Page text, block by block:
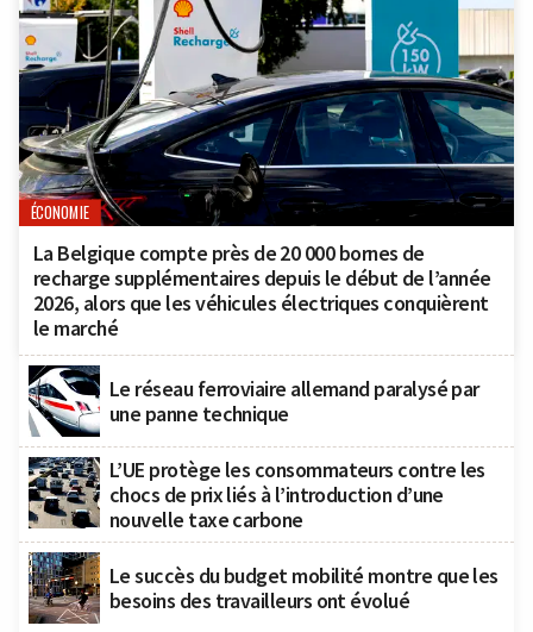
ÉCONOMIE
La Belgique compte près de 20 000 bornes de
recharge supplémentaires depuis le début de l’année
2026, alors que les véhicules électriques conquièrent
le marché
Le réseau ferroviaire allemand paralysé par
une panne technique
L’UE protège les consommateurs contre les
chocs de prix liés à l’introduction d’une
nouvelle taxe carbone
Le succès du budget mobilité montre que les
besoins des travailleurs ont évolué